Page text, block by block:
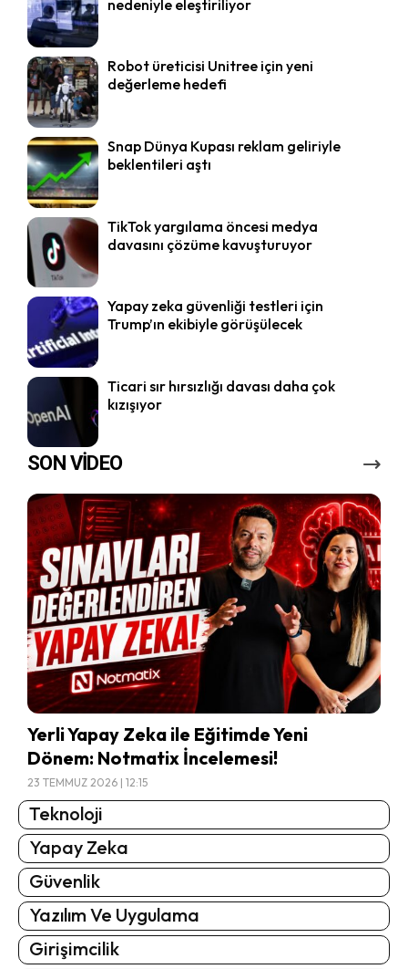
nedeniyle eleştiriliyor
Robot üreticisi Unitree için yeni
değerleme hedefi
Snap Dünya Kupası reklam geliriyle
beklentileri aştı
TikTok yargılama öncesi medya
davasını çözüme kavuşturuyor
Yapay zeka güvenliği testleri için
Trump’ın ekibiyle görüşülecek
Ticari sır hırsızlığı davası daha çok
kızışıyor
SON VİDEO
Yerli Yapay Zeka ile Eğitimde Yeni
Dönem: Notmatix İncelemesi!
23 TEMMUZ 2026 | 12:15
Teknoloji
Yapay Zeka
Güvenlik
Yazılım Ve Uygulama
Girişimcilik